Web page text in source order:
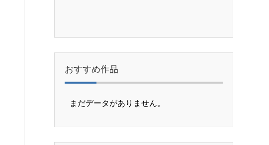
おすすめ作品
まだデータがありません。